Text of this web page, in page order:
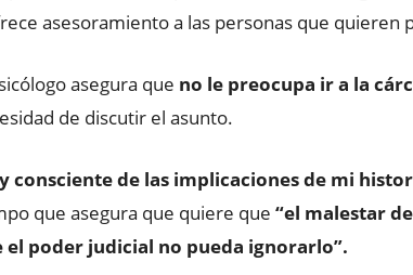
asesoramiento a las personas que quieren
asegura que no le preocupa ir a la
de discutir el asunto.
consciente de las implicaciones de mi
que asegura que quiere que “el malestar
el poder judicial no pueda ignorarlo”.